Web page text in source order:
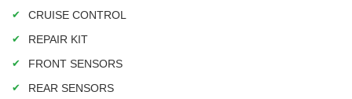
✔ CRUISE CONTROL
✔ REPAIR KIT
✔ FRONT SENSORS
✔ REAR SENSORS